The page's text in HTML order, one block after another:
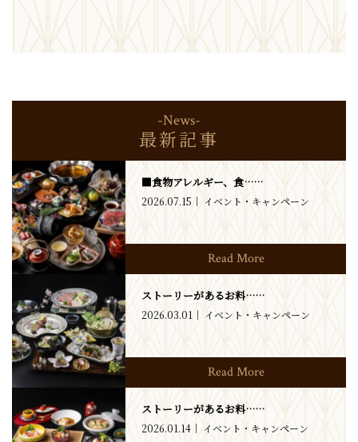
-News-
最新記事
■食物アレルギー、食……
2026.07.15 イベント・キャンペーン
Read More
ストーリーがあるお料……
2026.03.01 イベント・キャンペーン
Read More
ストーリーがあるお料……
2026.01.14 イベント・キャンペーン